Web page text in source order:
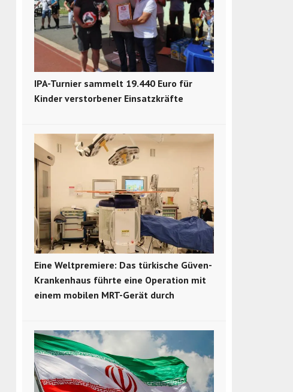
IPA-Turnier sammelt 19.440 Euro für
Kinder verstorbener Einsatzkräfte
Eine Weltpremiere: Das türkische Güven-
Krankenhaus führte eine Operation mit
einem mobilen MRT-Gerät durch